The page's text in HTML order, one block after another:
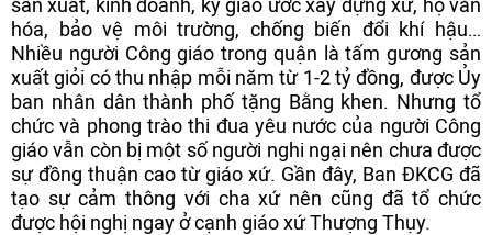
sản xuất, kinh doanh, ký giao ước xây dựng xứ, họ văn
hóa, bảo vệ môi trường, chống biến đổi khí hậu…
Nhiều người Công giáo trong quận là tấm gương sản
xuất giỏi có thu nhập mỗi năm từ 1-2 tỷ đồng, được Ủy
ban nhân dân thành phố tặng Bằng khen. Nhưng tổ
chức và phong trào thi đua yêu nước của người Công
giáo vẫn còn bị một số người nghi ngại nên chưa được
sự đồng thuận cao từ giáo xứ. Gần đây, Ban ĐKCG đã
tạo sự cảm thông với cha xứ nên cũng đã tổ chức
được hội nghị ngay ở cạnh giáo xứ Thượng Thụy.